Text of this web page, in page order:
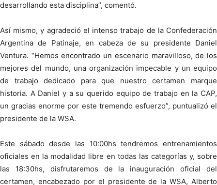
desarrollando esta disciplina”, comentó.
Así mismo, y agradeció el intenso trabajo de la Confederación
Argentina de Patinaje, en cabeza de su presidente Daniel
Ventura. “Hemos encontrado un escenario maravilloso, de los
mejores del mundo, una organización impecable y un equipo
de trabajo dedicado para que nuestro certamen marque
historia. A Daniel y a su querido equipo de trabajo en la CAP,
un gracias enorme por este tremendo esfuerzo”, puntualizó el
presidente de la WSA.
Este sábado desde las 10:00hs tendremos entrenamientos
oficiales en la modalidad libre en todas las categorías y, sobre
las 18:30hs, disfrutaremos de la inauguración oficial del
certamen, encabezado por el presidente de la WSA, Alberto